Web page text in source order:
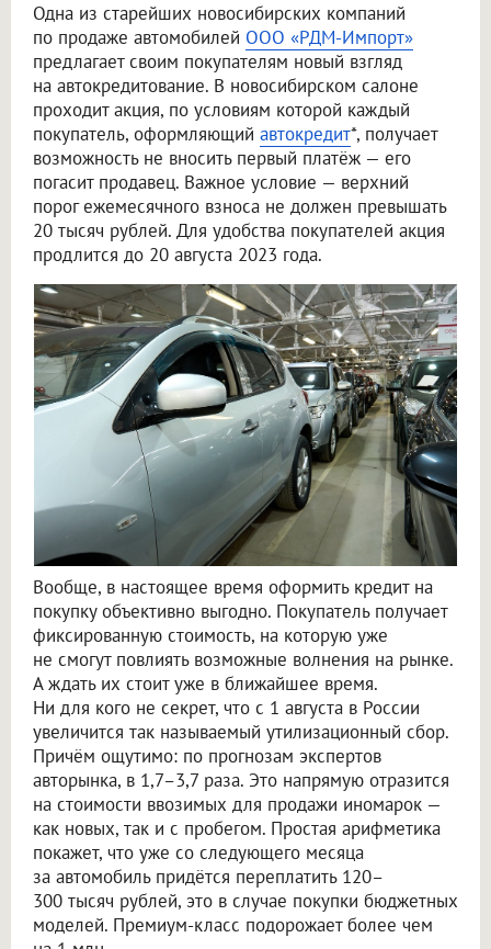
Одна из старейших новосибирских компаний
по продаже автомобилей ООО «РДМ-Импорт»
предлагает своим покупателям новый взгляд
на автокредитование. В новосибирском салоне
проходит акция, по условиям которой каждый
покупатель, оформляющий автокредит*, получает
возможность не вносить первый платёж — его
погасит продавец. Важное условие — верхний
порог ежемесячного взноса не должен превышать
20 тысяч рублей. Для удобства покупателей акция
продлится до 20 августа 2023 года.
Вообще, в настоящее время оформить кредит на
покупку объективно выгодно. Покупатель получает
фиксированную стоимость, на которую уже
не смогут повлиять возможные волнения на рынке.
А ждать их стоит уже в ближайшее время.
Ни для кого не секрет, что с 1 августа в России
увеличится так называемый утилизационный сбор.
Причём ощутимо: по прогнозам экспертов
авторынка, в 1,7–3,7 раза. Это напрямую отразится
на стоимости ввозимых для продажи иномарок —
как новых, так и с пробегом. Простая арифметика
покажет, что уже со следующего месяца
за автомобиль придётся переплатить 120–
300 тысяч рублей, это в случае покупки бюджетных
моделей. Премиум-класс подорожает более чем